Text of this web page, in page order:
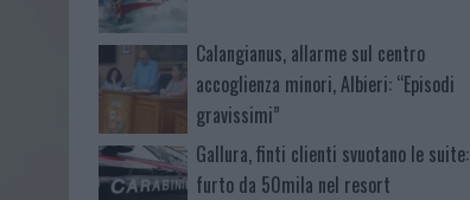
Calangianus, allarme sul centro
accoglienza minori, Albieri: “Episodi
gravissimi”
Gallura, finti clienti svuotano le suite:
furto da 50mila nel resort